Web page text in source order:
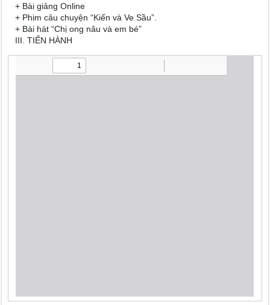
+ Bài giảng Online
+ Phim câu chuyện “Kiến và Ve Sầu”.
+ Bài hát “Chị ong nâu và em bé”
III. TIẾN HÀNH